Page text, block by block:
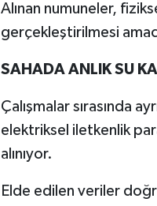
Alınan numuneler,
gerçekleştirilmesi
SAHADA ANLIK SU
Çalışmalar sırasında
elektriksel iletkenlik
alınıyor.
Elde edilen veriler